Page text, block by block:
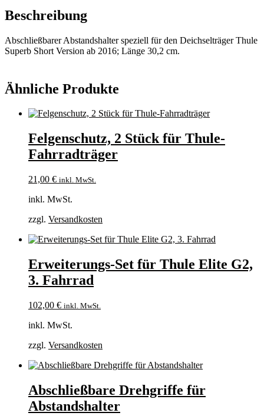
Beschreibung
Abschließbarer Abstandshalter speziell für den Deichselträger Thule
Superb Short Version ab 2016; Länge 30,2 cm.
Ähnliche Produkte
Felgenschutz, 2 Stück für Thule-
Fahrradträger
21,00 € inkl. MwSt.
inkl. MwSt.
zzgl. Versandkosten
Erweiterungs-Set für Thule Elite G2,
3. Fahrrad
102,00 € inkl. MwSt.
inkl. MwSt.
zzgl. Versandkosten
Abschließbare Drehgriffe für
Abstandshalter